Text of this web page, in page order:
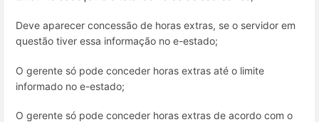
Deve aparecer concessão de horas extras, se o servidor em
questão tiver essa informação no e-estado;
O gerente só pode conceder horas extras até o limite
informado no e-estado;
O gerente só pode conceder horas extras de acordo com o